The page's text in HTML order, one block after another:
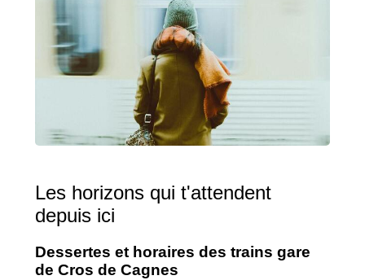
Les horizons qui t'attendent
depuis ici
Dessertes et horaires des trains gare
de Cros de Cagnes